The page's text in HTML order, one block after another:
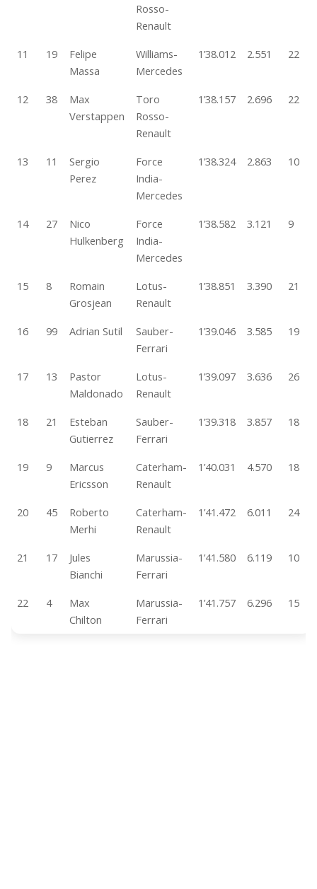
Rosso-
Renault
11 19
Felipe
Massa
Williams-
Mercedes
1’38.012 2.551 22
12 38
Max
Verstappen
Toro
Rosso-
Renault
1’38.157 2.696 22
13 11
Sergio
Perez
Force
India-
Mercedes
1’38.324 2.863 10
14 27
Nico
Hulkenberg
Force
India-
Mercedes
1’38.582 3.121 9
15 8
Romain
Grosjean
Lotus-
Renault
1’38.851 3.390 21
16 99 Adrian Sutil
Sauber-
Ferrari
1’39.046 3.585 19
17 13
Pastor
Maldonado
Lotus-
Renault
1’39.097 3.636 26
18 21
Esteban
Gutierrez
Sauber-
Ferrari
1’39.318 3.857 18
19 9
Marcus
Ericsson
Caterham-
Renault
1’40.031 4.570 18
20 45
Roberto
Merhi
Caterham-
Renault
1’41.472 6.011 24
21 17
Jules
Bianchi
Marussia-
Ferrari
1’41.580 6.119 10
22 4
Max
Chilton
Marussia-
Ferrari
1’41.757 6.296 15